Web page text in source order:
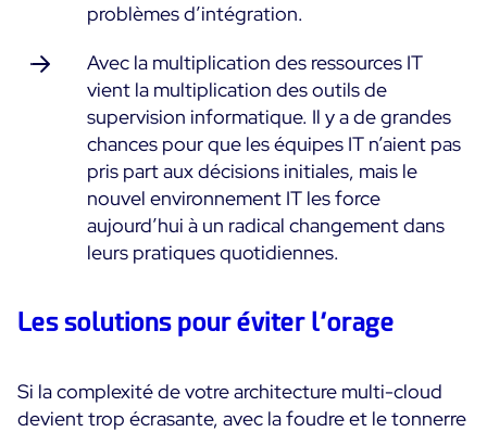
problèmes d’intégration.
Avec la multiplication des ressources IT
vient la multiplication des outils de
supervision informatique. Il y a de grandes
chances pour que les équipes IT n’aient pas
pris part aux décisions initiales, mais le
nouvel environnement IT les force
aujourd’hui à un radical changement dans
leurs pratiques quotidiennes.
Les solutions pour éviter l’orage
Si la complexité de votre architecture multi-cloud
devient trop écrasante, avec la foudre et le tonnerre